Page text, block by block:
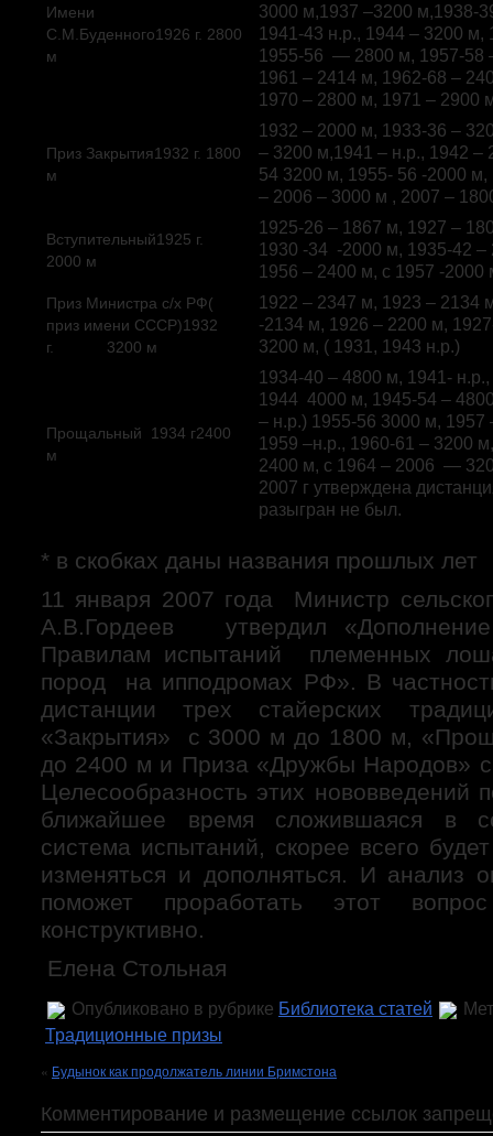
Имени
С.М.Буденного1926 г. 2800
м
3000 м,1937 –3200 м,1938-
1941-43 н.р., 1944 – 3200
1955-56 — 2800 м, 1957-58
1961 – 2414 м, 1962-68 –
1970 – 2800 м, 1971 – 2900
Приз Закрытия1932 г. 1800
м
1932 – 2000 м, 1933-36 –
– 3200 м,1941 – н.р., 1942 –
54 3200 м, 1955- 56 -2000
– 2006 – 3000 м , 2007 –
Вступительный1925 г.
2000 м
1925-26 – 1867 м, 1927 –
1930 -34 -2000 м, 1935-42 –
1956 – 2400 м, с 1957 -2000
Приз Министра с/х РФ(
приз имени СССР)1932
г. 3200 м
1922 – 2347 м, 1923 – 2134
-2134 м, 1926 – 2200 м,
3200 м, ( 1931, 1943 н.р.)
Прощальный 1934 г2400
м
1934-40 – 4800 м, 1941-
1944 4000 м, 1945-54 –
– н.р.) 1955-56 3000 м, 1957
1959 –н.р., 1960-61 – 3200
2400 м, с 1964 – 2006 —
2007 г утверждена
разыгран не был.
* в скобках даны названия прошлых лет
11 января 2007 года Министр
А.В.Гордеев утвердил
Правилам испытаний племенных
пород на ипподромах РФ». В
дистанции трех стайерских
«Закрытия» с 3000 м до 1800 м,
до 2400 м и Приза «Дружбы Народов»
Целесообразность этих нововведений
ближайшее время сложившаяся в
система испытаний, скорее всего
изменяться и дополняться. И анализ
поможет проработать этот
конструктивно.
Елена Стольная
Опубликовано в рубрике Библиотека статей
Традиционные призы
« Будынок как продолжатель линии Бримстона
Комментирование и размещение ссылок